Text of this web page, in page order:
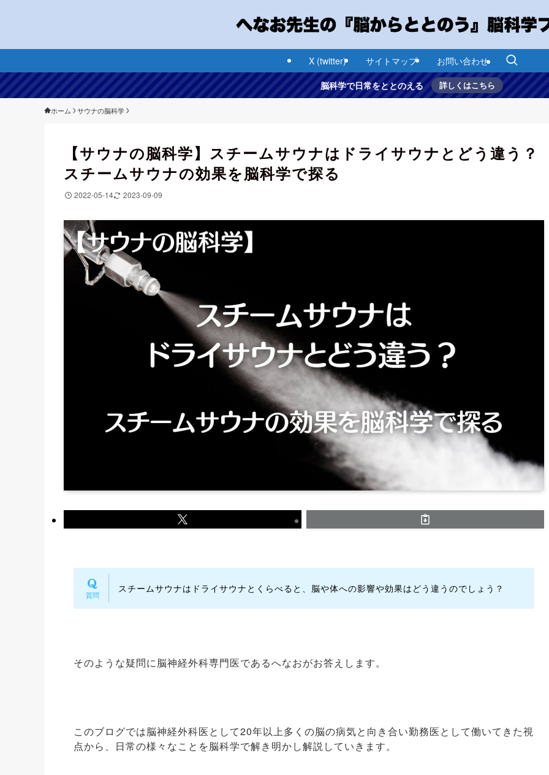
X (twitter) サイトマップ
お問い合わせ
脳科学で日常をととのえる
詳しくはこちら
ホーム サウナの脳科学
【サウナの脳科学】スチームサウナはドライサウナとどう違う？
スチームサウナの効果を脳科学で探る
2022-05-14 2023-09-09
スチームサウナはドライサウナとくらべると、脳や体への影響や効果はどう違うのでしょう？
そのような疑問に脳神経外科専門医であるへなおがお答えします。
このブログでは脳神経外科医として20年以上多くの脳の病気と向き合い勤務医として働いてきた視
点から、日常の様々なことを脳科学で解き明かし解説していきます。